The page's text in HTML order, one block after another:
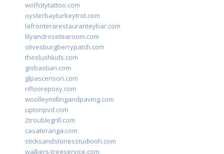
wolfcitytattoo.com
oysterbayturkeytrot.com
lafronterarestauranteybar.com
lilyandrosetearoom.com
olivesburgberrypatch.com
theslushkids.com
giobastian.com
glpascensori.com
rifloorepoxy.com
woolleymillingandpaving.com
uptonpvd.com
2troublegrill.com
casateranga.com
sticksandstonesstudiooh.com
walkers-treeservice.com